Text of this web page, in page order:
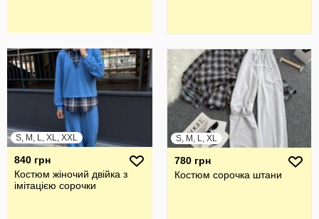
S, M, L, XL, XXL
840 грн
Костюм жіночий двійка з
імітацією сорочки
S, M, L, XL
780 грн
Костюм сорочка штани